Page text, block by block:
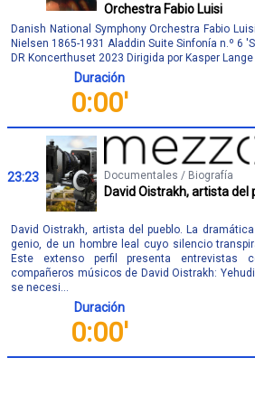
Orchestra Fabio Luisi
Danish National Symphony Orchestra Fabio
Nielsen 1865-1931 Aladdin Suite Sinfonía n.º 6
DR Koncerthuset 2023 Dirigida por Kasper Lange
Duración
0:00'
23:23 Documentales / Biografía
David Oistrakh, artista del
David Oistrakh, artista del pueblo. La
genio, de un hombre leal cuyo silencio
Este extenso perfil presenta
compañeros músicos de David Oistrakh:
se necesi...
Duración
0:00'